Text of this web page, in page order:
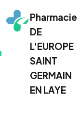
Pharmacie
DE
L'EUROPE
SAINT
GERMAIN
EN LAYE